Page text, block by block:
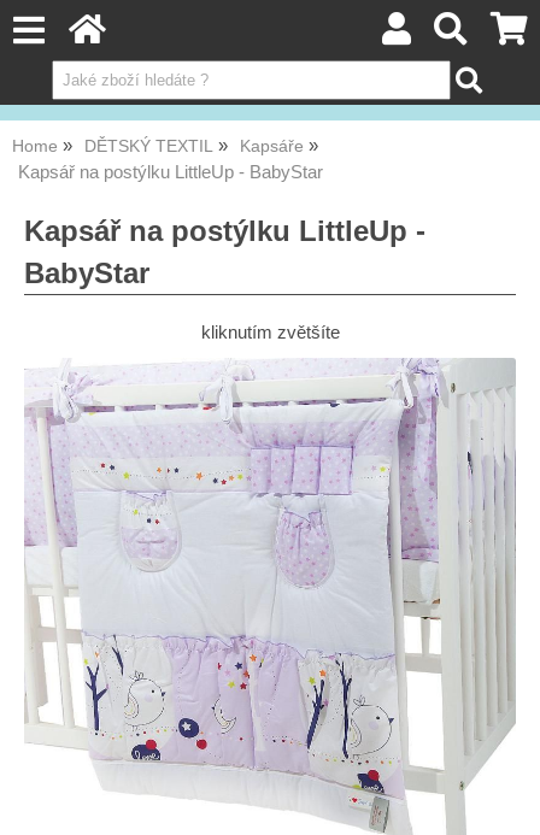
Home DĚTSKÝ TEXTIL Kapsáře
Kapsář na postýlku LittleUp - BabyStar
Kapsář na postýlku LittleUp -
BabyStar
kliknutím zvětšíte